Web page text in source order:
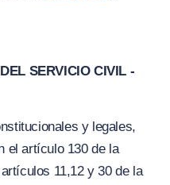
SERVICIO CIVIL -
y legales,
el artículo 130 de la
11,12 y 30 de la